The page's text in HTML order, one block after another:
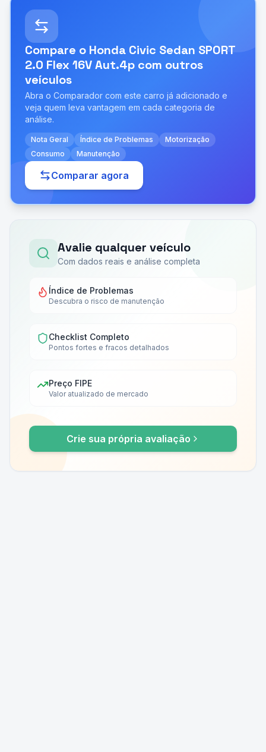
Compare o Honda Civic Sedan SPORT
2.0 Flex 16V Aut.4p com outros
veículos
Abra o Comparador com este carro já adicionado e
veja quem leva vantagem em cada categoria de
análise.
Nota Geral Índice de Problemas
Motorização
Consumo
Manutenção
Comparar agora
Avalie qualquer veículo
Com dados reais e análise completa
Índice de Problemas
Descubra o risco de manutenção
Checklist Completo
Pontos fortes e fracos detalhados
Preço FIPE
Valor atualizado de mercado
Crie sua própria avaliação